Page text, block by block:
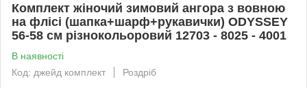
Комплект жіночий зимовий ангора з вовною
на флісі (шапка+шарф+рукавички) ODYSSEY
56-58 см різнокольоровий 12703 - 8025 - 4001
В наявності
Код: джейд комплект
Роздріб